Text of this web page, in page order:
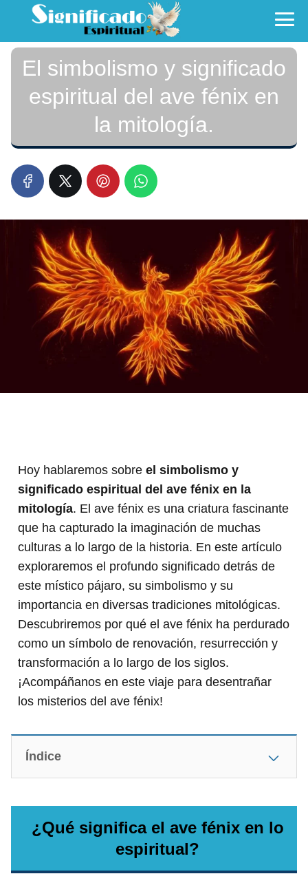
El simbolismo y significado
espiritual del ave fénix en
la mitología.
Hoy hablaremos sobre el simbolismo y
significado espiritual del ave fénix en la
mitología. El ave fénix es una criatura fascinante
que ha capturado la imaginación de muchas
culturas a lo largo de la historia. En este artículo
exploraremos el profundo significado detrás de
este místico pájaro, su simbolismo y su
importancia en diversas tradiciones mitológicas.
Descubriremos por qué el ave fénix ha perdurado
como un símbolo de renovación, resurrección y
transformación a lo largo de los siglos.
¡Acompáñanos en este viaje para desentrañar
los misterios del ave fénix!
Índice
¿Qué significa el ave fénix en lo
espiritual?